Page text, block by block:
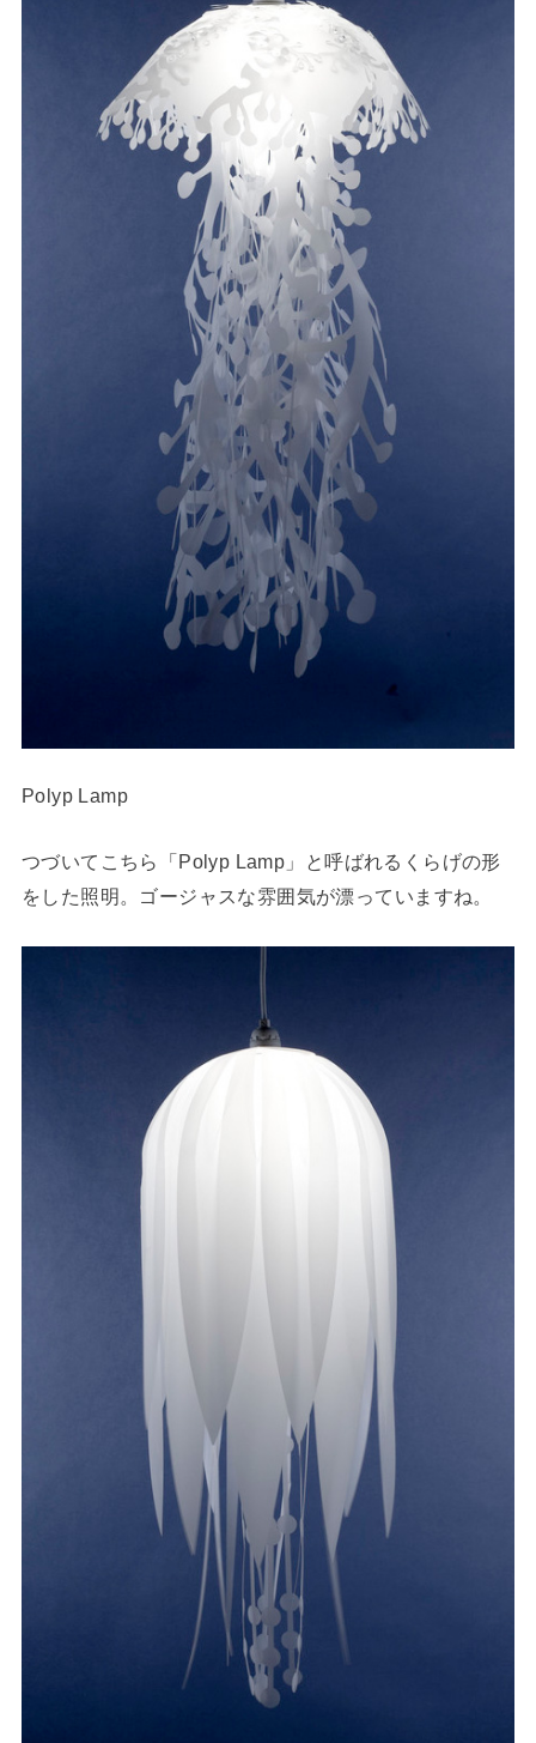
Polyp Lamp
つづいてこちら「Polyp Lamp」と呼ばれるくらげの形
をした照明。ゴージャスな雰囲気が漂っていますね。